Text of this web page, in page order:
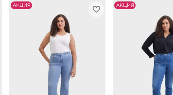
АKЦИЯ АKЦИЯ